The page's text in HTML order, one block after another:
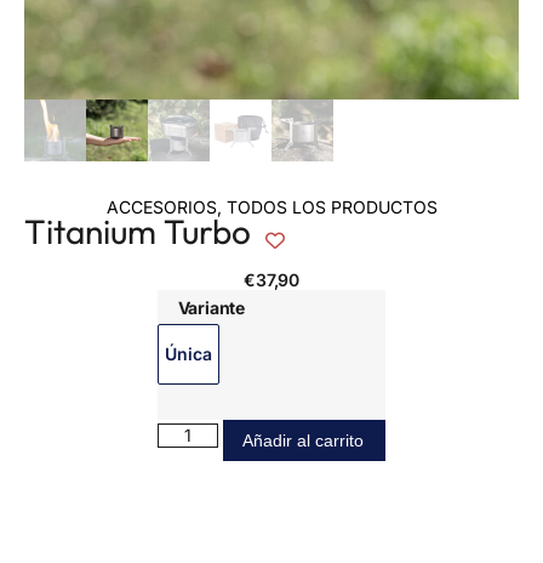
ACCESORIOS, TODOS LOS PRODUCTOS
Titanium Turbo
€37,90
Variante
Única
Añadir al carrito